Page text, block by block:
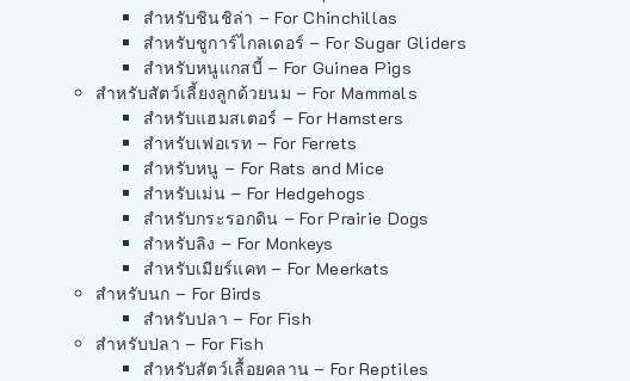
สำหรับชินชิล่า – For Chinchillas
สำหรับชูการ์ไกลเดอร์ – For Sugar Gliders
สำหรับหนูแกสบี้ – For Guinea Pigs
สำหรับสัตว์เลี้ยงลูกด้วยนม – For Mammals
สำหรับแฮมสเตอร์ – For Hamsters
สำหรับเฟอเรท – For Ferrets
สำหรับหนู – For Rats and Mice
สำหรับเม่น – For Hedgehogs
สำหรับกระรอกดิน – For Prairie Dogs
สำหรับลิง – For Monkeys
สำหรับเมียร์แคท – For Meerkats
สำหรับนก – For Birds
สำหรับปลา – For Fish
สำหรับปลา – For Fish
สำหรับสัตว์เลื้อยคลาน – For Reptiles